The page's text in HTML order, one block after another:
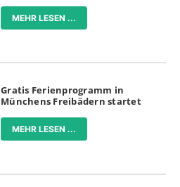
MEHR LESEN ...
Gratis Ferienprogramm in
Münchens Freibädern startet
MEHR LESEN ...